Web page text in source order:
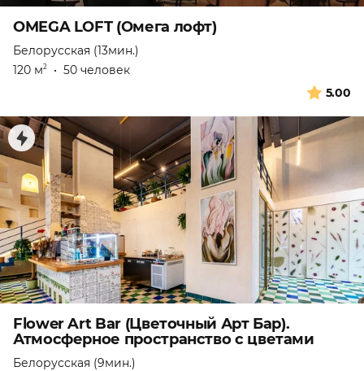
OMEGA LOFT (Омега лофт)
Белорусская (13мин.)
120 м2 • 50 человек
5.00
Flower Art Bar (Цветочный Арт Бар).
Атмосферное пространство с цветами
Белорусская (9мин.)